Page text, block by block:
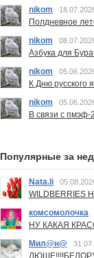
nikom
Полдневное
nikom
Азбука для
nikom
К Дню русского
nikom
В связи с пмэф-
Популярные за
Nata.li
комсомолочка
НУ КАКАЯ
Мил@н@